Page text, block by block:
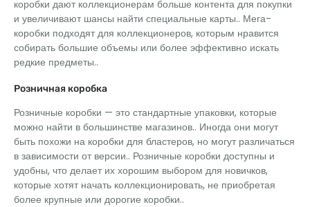
коробки дают коллекционерам больше контента для покупки
и увеличивают шансы найти специальные карты.. Мега-
коробки подходят для коллекционеров, которым нравится
собирать большие объемы или более эффективно искать
редкие предметы..
Розничная коробка
Розничные коробки — это стандартные упаковки, которые
можно найти в большинстве магазинов.. Иногда они могут
быть похожи на коробки для бластеров, но могут различаться
в зависимости от версии.. Розничные коробки доступны и
удобны, что делает их хорошим выбором для новичков,
которые хотят начать коллекционировать, не приобретая
более крупные или дорогие коробки..